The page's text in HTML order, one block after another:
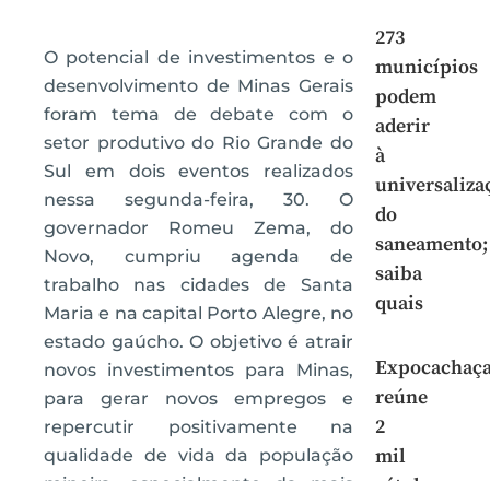
O potencial de investimentos e o
desenvolvimento de Minas Gerais
foram tema de debate com o
setor produtivo do Rio Grande do
Sul em dois eventos realizados
nessa segunda-feira, 30. O
governador Romeu Zema, do
Novo, cumpriu agenda de
trabalho nas cidades de Santa
Maria e na capital Porto Alegre, no
estado gaúcho. O objetivo é atrair
novos investimentos para Minas,
para gerar novos empregos e
repercutir positivamente na
qualidade de vida da população
273
municípios
podem
aderir
à
do
saneamento;
saiba
quais
reúne
2
mil